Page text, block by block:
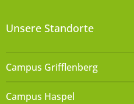
Unsere Standorte
Campus Grifflenberg
Campus Haspel